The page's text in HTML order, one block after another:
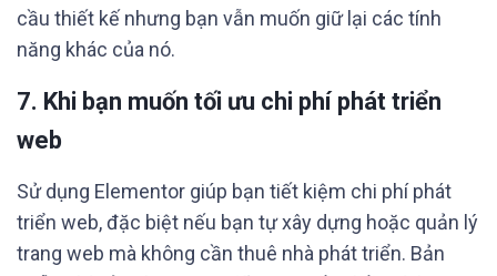
cầu thiết kế nhưng bạn vẫn muốn giữ lại các tính
năng khác của nó.
7. Khi bạn muốn tối ưu chi phí phát triển
web
Sử dụng Elementor giúp bạn tiết kiệm chi phí phát
triển web, đặc biệt nếu bạn tự xây dựng hoặc quản lý
trang web mà không cần thuê nhà phát triển. Bản